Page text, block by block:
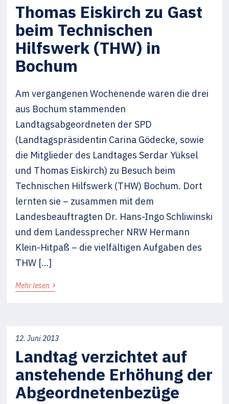
Thomas Eiskirch zu Gast
beim Technischen
Hilfswerk (THW) in
Bochum
Am vergangenen Wochenende waren die drei
aus Bochum stammenden
Landtagsabgeordneten der SPD
(Landtagspräsidentin Carina Gödecke, sowie
die Mitglieder des Landtages Serdar Yüksel
und Thomas Eiskirch) zu Besuch beim
Technischen Hilfswerk (THW) Bochum. Dort
lernten sie – zusammen mit dem
Landesbeauftragten Dr. Hans-Ingo Schliwinski
und dem Landessprecher NRW Hermann
Klein-Hitpaß – die vielfältigen Aufgaben des
THW […]
Mehr lesen ›
12. Juni 2013
Landtag verzichtet auf
anstehende Erhöhung der
Abgeordnetenbezüge